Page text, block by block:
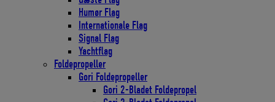
Humør Flag
Internationale Flag
Signal Flag
Yachtflag
Foldepropeller
Gori Foldepropeller
Gori 2-Bladet Foldepropel